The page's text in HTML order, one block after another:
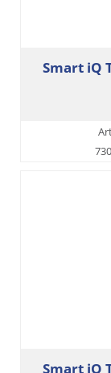
Smart iQ
Smart iQ